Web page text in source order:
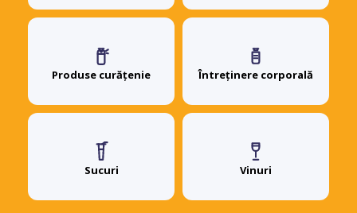
Produse curățenie Întreținere corporală
Sucuri Vinuri